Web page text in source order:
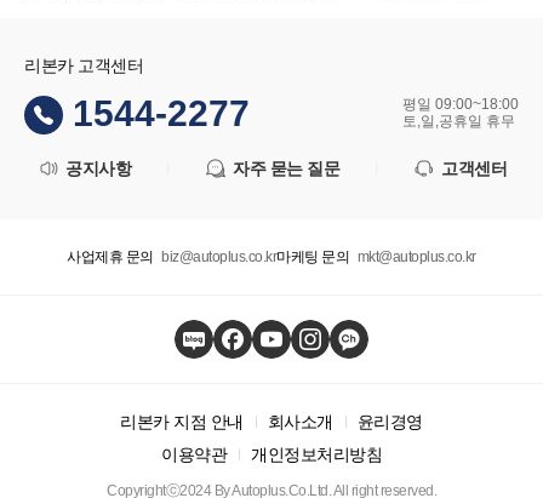
리본카 고객센터
1544-2277
평일 09:00~18:00
토,일,공휴일 휴무
공지사항 자주 묻는 질문 고객센터
사업제휴 문의 biz@autoplus.co.kr마케팅 문의 mkt@autoplus.co.kr
리본카 지점 안내 회사소개
윤리경영
이용약관
개인정보처리방침
Copyrightⓒ2024 By Autoplus.Co.Ltd. All right reserved.